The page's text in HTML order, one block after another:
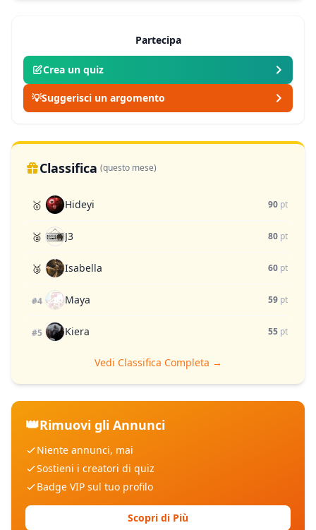
Partecipa
Crea un quiz
💡Suggerisci un argomento
Classifica (questo mese)
🥇 Hideyi 90 pt
🥈 J3 80 pt
🥉 Isabella 60 pt
#4 Maya 59 pt
#5 Kiera 55 pt
Vedi Classifica Completa →
👑Rimuovi gli Annunci
Niente annunci, mai
Sostieni i creatori di quiz
Badge VIP sul tuo profilo
Scopri di Più